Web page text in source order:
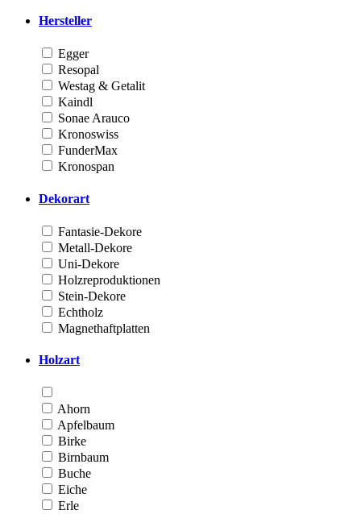
Hersteller
Egger
Resopal
Westag & Getalit
Kaindl
Sonae Arauco
Kronoswiss
FunderMax
Kronospan
Dekorart
Fantasie-Dekore
Metall-Dekore
Uni-Dekore
Holzreproduktionen
Stein-Dekore
Echtholz
Magnethaftplatten
Holzart
Ahorn
Apfelbaum
Birke
Birnbaum
Buche
Eiche
Erle